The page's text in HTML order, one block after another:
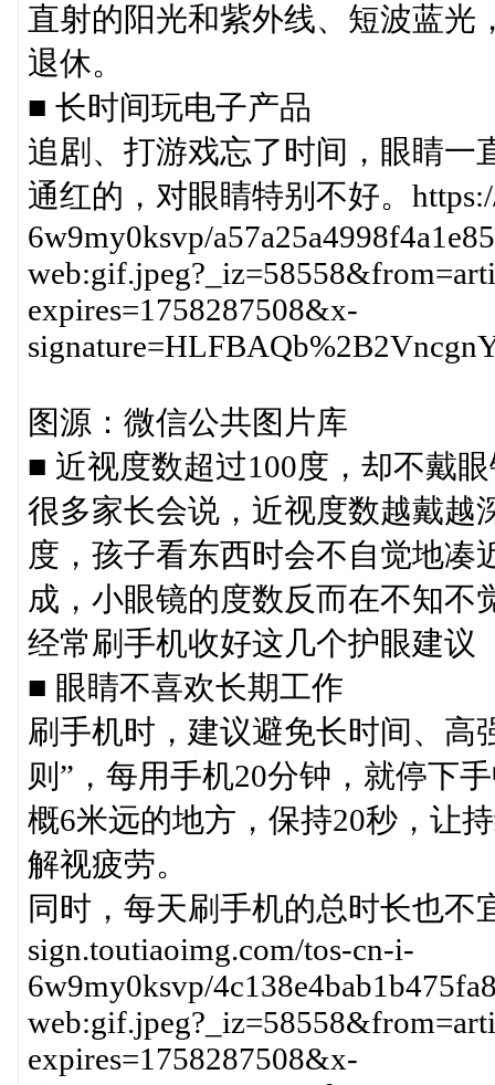
直射的阳光和紫外线、短波蓝光
退休。
■ 长时间玩电子产品
追剧、打游戏忘了时间，眼睛一
通红的，对眼睛特别不好。
6w9my0ksvp/
expires=1758287508&x-
图源：微信公共图片库
■ 近视度数超过100度，却不戴
很多家长会说，近视度数越戴越
度，孩子看东西时会不自觉地凑
成，小眼镜的度数反而在不知不
经常刷手机收好这几个护眼建议
■ 眼睛不喜欢长期工作
刷手机时，建议避免长时间、高
则”，每用手机20分钟，就停下
概6米远的地方，保持20秒，让
解视疲劳。
同时，每天刷手机的总时长也不
sign.toutiaoimg.com/tos-cn-i-
6w9my0ksvp/
expires=1758287508&x-